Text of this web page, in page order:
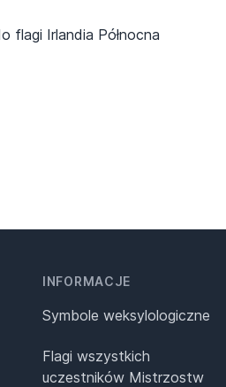
flagi Irlandia Północna
INFORMACJE
Symbole weksylologiczne
Flagi wszystkich
uczestników Mistrzostw